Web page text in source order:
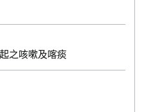
之咳嗽及喀痰